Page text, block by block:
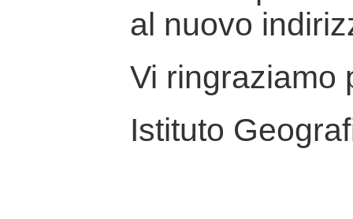
al nuovo
Vi ringraziamo
Istituto